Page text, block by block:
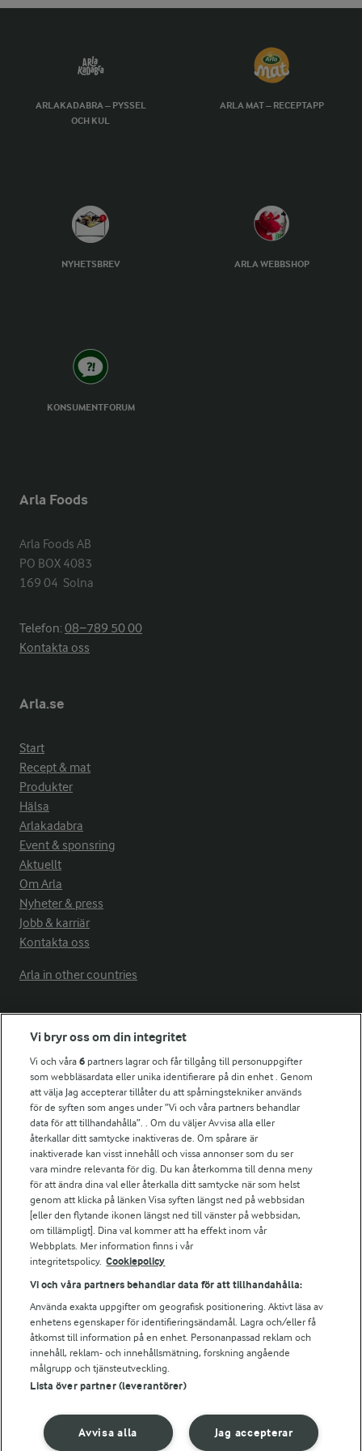
ARLAKADABRA – PYSSEL
OCH KUL
ARLA MAT – RECEPTAPP
NYHETSBREV ARLA WEBBSHOP
KONSUMENTFORUM
Arla Foods
Arla Foods AB
PO BOX 4083
169 04  Solna
Telefon:08−789 50 00
Kontakta oss
Arla.se
Start
Recept & mat
Produkter
Hälsa
Arlakadabra
Event & sponsring
Aktuellt
Om Arla
Nyheter & press
Jobb & karriär
Kontakta oss
Arla in other countries
Fler Arlasajter
För ägare
Arlas kundportal
Arla.com
Falbygdens Ost
Arla webbshop
Bildbank
Följ oss
© 2026 Arla Foods
Integritetspolicy
Vi bryr oss om din integritet
Vi och våra6 partners lagrar och får tillgång till personuppgifter
som webbläsardata eller unika identifierare på din enhet . Genom
att välja Jag accepterar tillåter du att spårningstekniker används
för de syften som anges under ”Vi och våra partners behandlar
data för att tillhandahålla”. . Om du väljer Avvisa alla eller
återkallar ditt samtycke inaktiveras de. Om spårare är
inaktiverade kan visst innehåll och vissa annonser som du ser
vara mindre relevanta för dig. Du kan återkomma till denna meny
för att ändra dina val eller återkalla ditt samtycke när som helst
genom att klicka på länken Visa syften längst ned på webbsidan
[eller den flytande ikonen längst ned till vänster på webbsidan,
om tillämpligt]. Dina val kommer att ha effekt inom vår
Webbplats. Mer information finns i vår
integritetspolicy. Cookiepolicy
Vi och våra partners behandlar data för att tillhandahålla:
Använda exakta uppgifter om geografisk positionering. Aktivt läsa av
enhetens egenskaper för identifieringsändamål. Lagra och/eller få
åtkomst till information på en enhet. Personanpassad reklam och
innehåll, reklam- och innehållsmätning, forskning angående
målgrupp och tjänsteutveckling.
Lista över partner (leverantörer)
Jag accepterar
Avvisa alla